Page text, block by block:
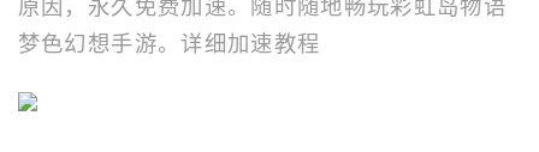
原因，永久免费加速。随时随地畅玩彩虹岛物语
梦色幻想手游。详细加速教程